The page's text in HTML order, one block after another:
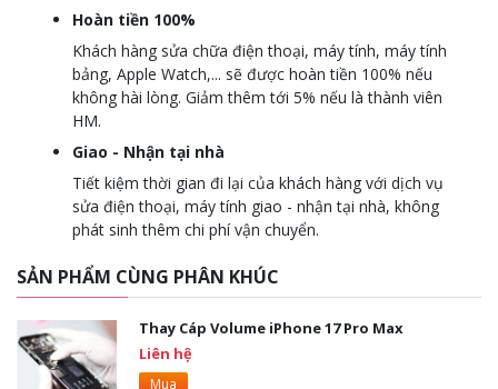
Hoàn tiền 100%
Khách hàng sửa chữa điện thoại, máy tính, máy tính
bảng, Apple Watch,... sẽ được hoàn tiền 100% nếu
không hài lòng. Giảm thêm tới 5% nếu là thành viên
HM.
Giao - Nhận tại nhà
Tiết kiệm thời gian đi lại của khách hàng với dịch vụ
sửa điện thoại, máy tính giao - nhận tại nhà, không
phát sinh thêm chi phí vận chuyển.
SẢN PHẨM CÙNG PHÂN KHÚC
Thay Cáp Volume iPhone 17 Pro Max
Liên hệ
Mua